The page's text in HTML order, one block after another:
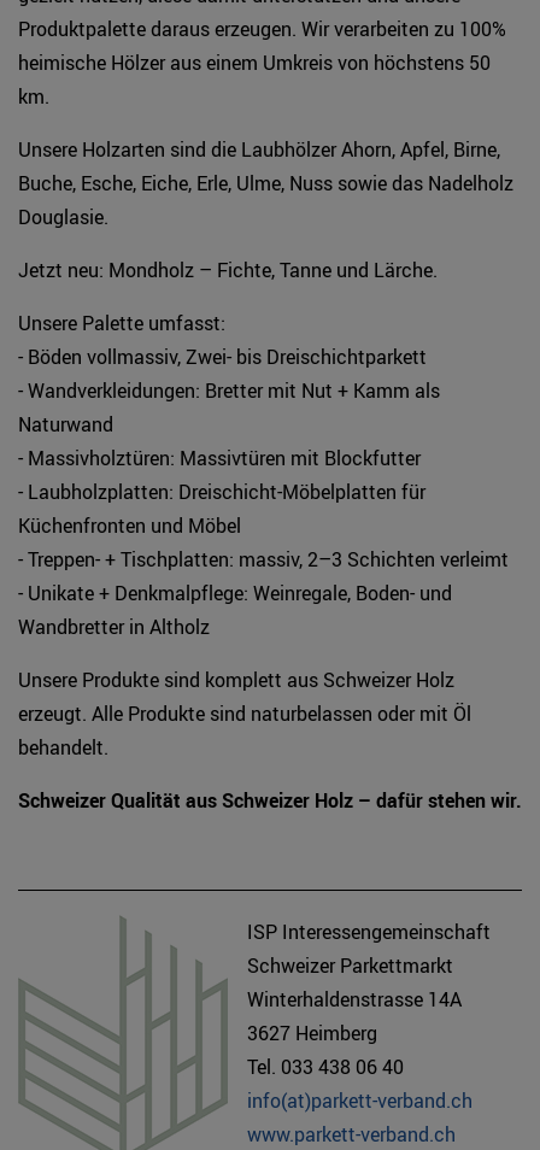
Produktpalette daraus erzeugen. Wir verarbeiten zu 100%
heimische Hölzer aus einem Umkreis von höchstens 50
km.
Unsere Holzarten sind die Laubhölzer Ahorn, Apfel, Birne,
Buche, Esche, Eiche, Erle, Ulme, Nuss sowie das Nadelholz
Douglasie.
Jetzt neu: Mondholz – Fichte, Tanne und Lärche.
Unsere Palette umfasst:
- Böden vollmassiv, Zwei- bis Dreischichtparkett
- Wandverkleidungen: Bretter mit Nut + Kamm als
Naturwand
- Massivholztüren: Massivtüren mit Blockfutter
- Laubholzplatten: Dreischicht-Möbelplatten für
Küchenfronten und Möbel
- Treppen- + Tischplatten: massiv, 2–3 Schichten verleimt
- Unikate + Denkmalpflege: Weinregale, Boden- und
Wandbretter in Altholz
Unsere Produkte sind komplett aus Schweizer Holz
erzeugt. Alle Produkte sind naturbelassen oder mit Öl
behandelt.
Schweizer Qualität aus Schweizer Holz – dafür stehen wir.
ISP Interessengemeinschaft
Schweizer Parkettmarkt
Winterhaldenstrasse 14A
3627 Heimberg
Tel. 033 438 06 40
info(at)parkett-verband.ch
www.parkett-verband.ch